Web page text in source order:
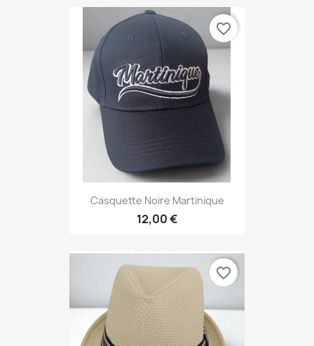
Casquette Noire Martinique
12,00 €
favorite_border
favorite_border